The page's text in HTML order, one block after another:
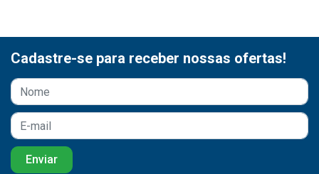
Cadastre-se para receber nossas ofertas!